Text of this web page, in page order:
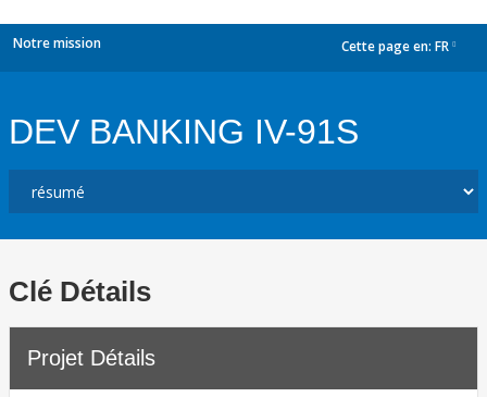
Notre mission Cette page en: FR
DEV BANKING IV-91S
Clé Détails
Projet Détails